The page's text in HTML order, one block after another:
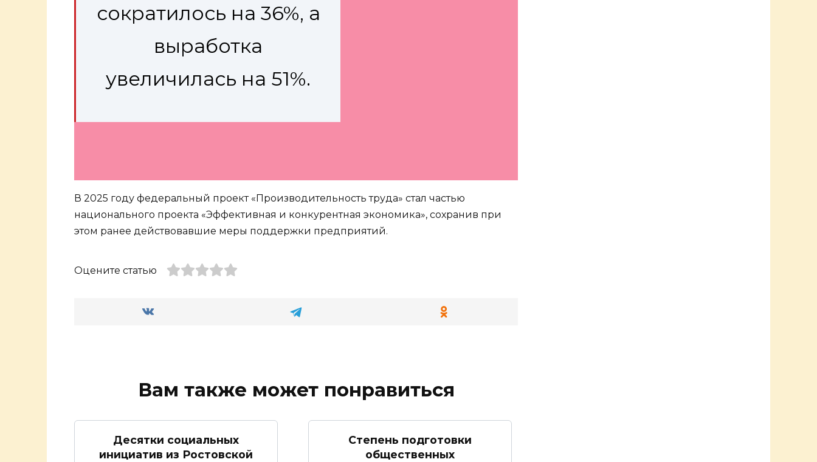
сократилось на 36%, а
выработка
увеличилась на 51%.
В 2025 году федеральный проект «Производительность труда» стал частью
национального проекта «Эффективная и конкурентная экономика», сохранив при
этом ранее действовавшие меры поддержки предприятий.
Оцените статью
Вам также может понравиться
Десятки социальных
инициатив из Ростовской
Степень подготовки
общественных